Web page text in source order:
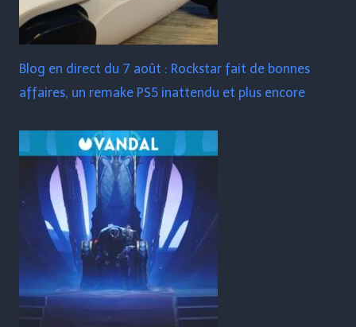
Blog en direct du 7 août : Rockstar fait de bonnes
affaires, un remake PS5 inattendu et plus encore